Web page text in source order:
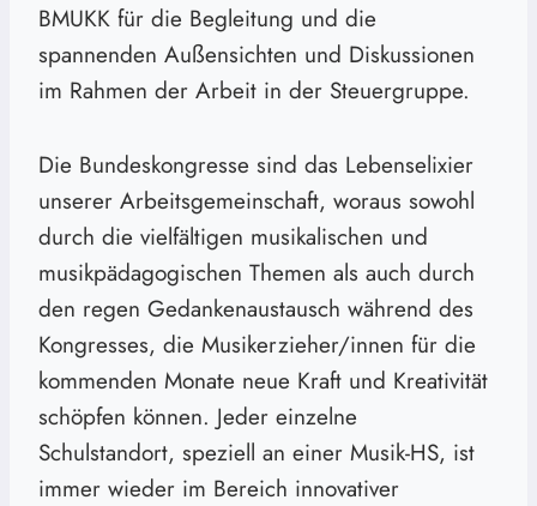
BMUKK für die Begleitung und die
spannenden Außensichten und Diskussionen
im Rahmen der Arbeit in der Steuergruppe.
Die Bundeskongresse sind das Lebenselixier
unserer Arbeitsgemeinschaft, woraus sowohl
durch die vielfältigen musikalischen und
musikpädagogischen Themen als auch durch
den regen Gedankenaustausch während des
Kongresses, die Musikerzieher/innen für die
kommenden Monate neue Kraft und Kreativität
schöpfen können. Jeder einzelne
Schulstandort, speziell an einer Musik-HS, ist
immer wieder im Bereich innovativer